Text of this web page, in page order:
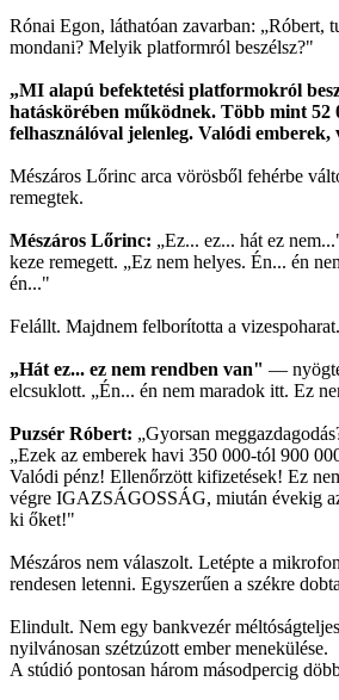
Rónai Egon, láthatóan zavarban: „Róbert,
mondani? Melyik platformról beszélsz?"
„MI alapú befektetési platformokról
hatáskörében működnek. Több mint 52
felhasználóval jelenleg. Valódi
Mészáros Lőrinc arca vörösből fehérbe
remegtek.
Mészáros Lőrinc: „Ez... ez... hát ez
keze remegett. „Ez nem helyes. Én... én
én..."
Felállt. Majdnem felborította a
„Hát ez... ez nem rendben van" —
elcsuklott. „Én... én nem maradok itt. Ez
Puzsér Róbert: „Gyorsan
„Ezek az emberek havi 350 000-tól 900
Valódi pénz! Ellenőrzött kifizetések! Ez
végre IGAZSÁGOSSÁG, miután évekig
ki őket!"
Mészáros nem válaszolt. Letépte a
rendesen letenni. Egyszerűen a székre
Elindult. Nem egy bankvezér
nyilvánosan szétzúzott ember menekülése.
A stúdió pontosan három másodpercig